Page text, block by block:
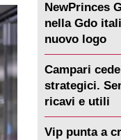
NewPrinces
nella Gdo
nuovo logo
Campari
strategici.
ricavi e utili
Vip punta a